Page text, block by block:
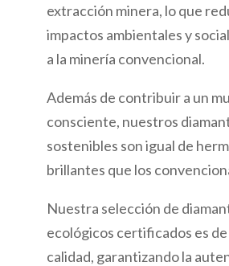
extracción minera, lo que
impactos ambientales y
a la minería convencional.
Además de contribuir a un
consciente, nuestros
sostenibles son igual de
brillantes que los
Nuestra selección de
ecológicos certificados es de
calidad, garantizando la